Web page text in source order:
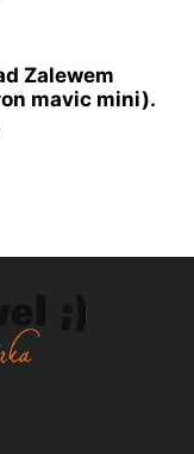
Zalewem
mavic mini).